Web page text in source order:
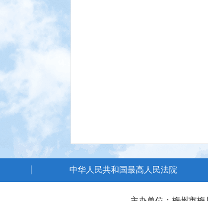
中华人民共和国最高人民法院